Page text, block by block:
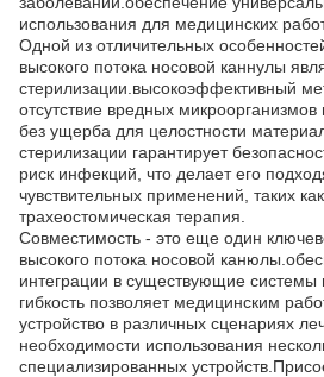
использования для медицинских
Одной из отличительных
высокого потока носовой каннулы
стерилизации.высокоэффективный
отсутствие вредных
без ущерба для целостности
стерилизации гарантирует
риск инфекций, что делает его
чувствительных применений, таких
трахеостомическая терапия.
Совместимость - это еще один
высокого потока носовой
интеграции в существующие
гибкость позволяет медицинским
устройство в различных сценариях
необходимости использования
специализированных